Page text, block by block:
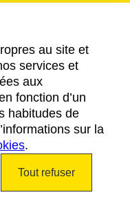
au site et
services et
aux
fonction d’un
habitudes de
sur la
.
Tout refuser